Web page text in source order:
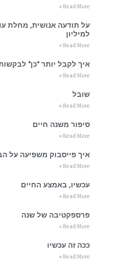
Read More »
על תודעה אנושית, מחלת
למיליון
Read More »
איך לקבל יותר "כן"
Read More »
שובל
Read More »
סיפור משנה חיים
Read More »
איך פייסבוק משפיעה על
Read More »
עכשיו, באמצע החיים
Read More »
פרספקטיבה של שנה
Read More »
ככה זה עכשיו
Read More »